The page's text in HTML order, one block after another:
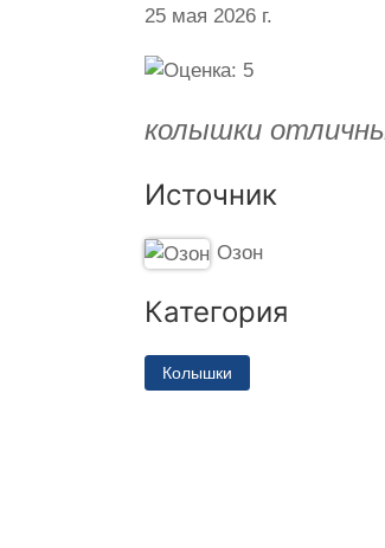
25 мая 2026 г.
колышки
Источник
Озон
Категория
Колышки